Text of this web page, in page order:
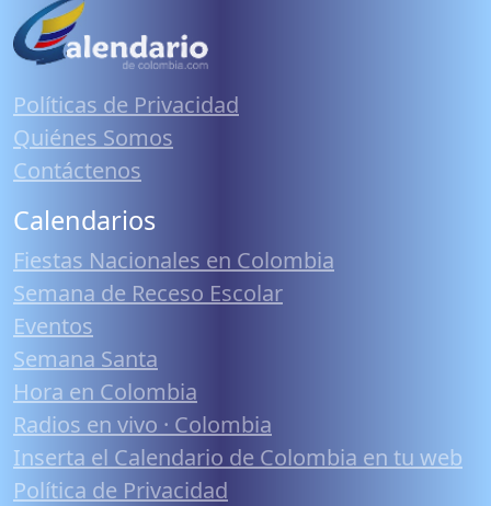
Políticas de Privacidad
Quiénes Somos
Contáctenos
Calendarios
Fiestas Nacionales en Colombia
Semana de Receso Escolar
Eventos
Semana Santa
Hora en Colombia
Radios en vivo · Colombia
Inserta el Calendario de Colombia en tu web
Política de Privacidad